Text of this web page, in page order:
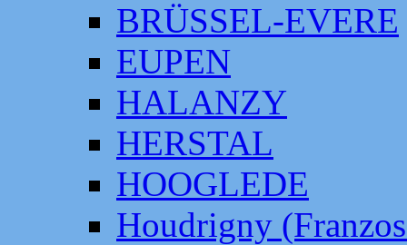
BRÜSSEL-EVERE
EUPEN
HALANZY
HERSTAL
HOOGLEDE
Houdrigny